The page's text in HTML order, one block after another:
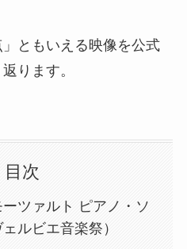
ともいえる映像を公式
ります。
目次
ツァルト ピアノ・ソ
ルビエ音楽祭）